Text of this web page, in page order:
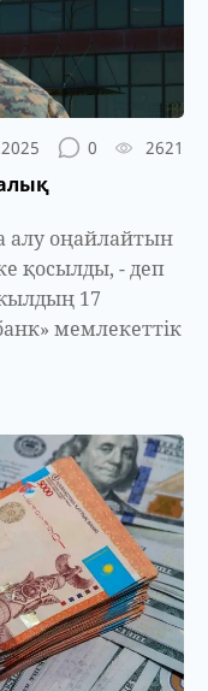
0 2621
алу оңайлайтын
қосылды, - деп
17
мемлекеттік